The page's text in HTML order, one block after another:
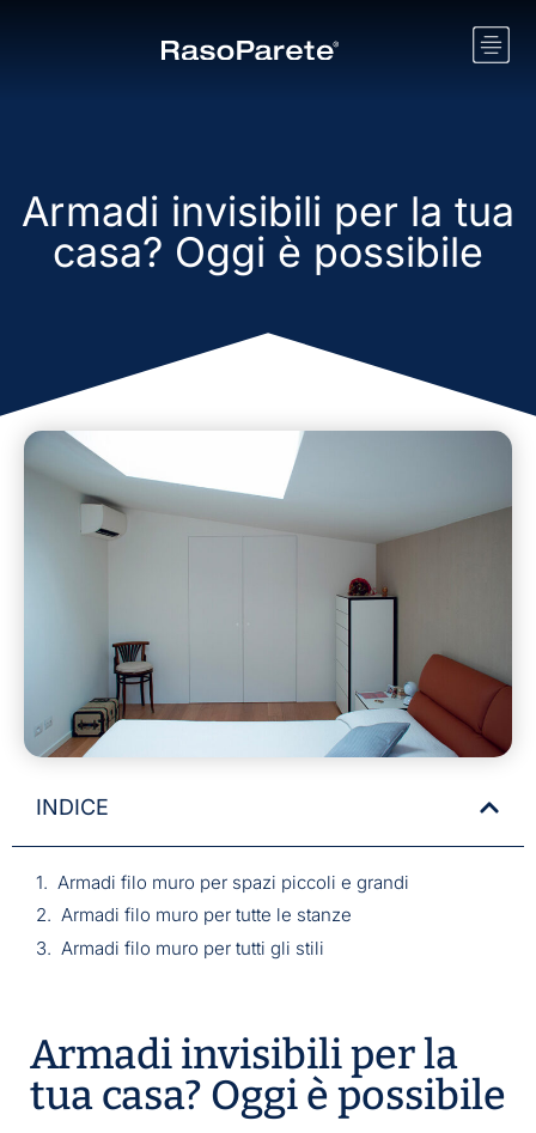
Armadi invisibili per la tua
casa? Oggi è possibile
INDICE
Armadi filo muro per spazi piccoli e grandi
Armadi filo muro per tutte le stanze
Armadi filo muro per tutti gli stili
Armadi invisibili per la
tua casa? Oggi è possibile